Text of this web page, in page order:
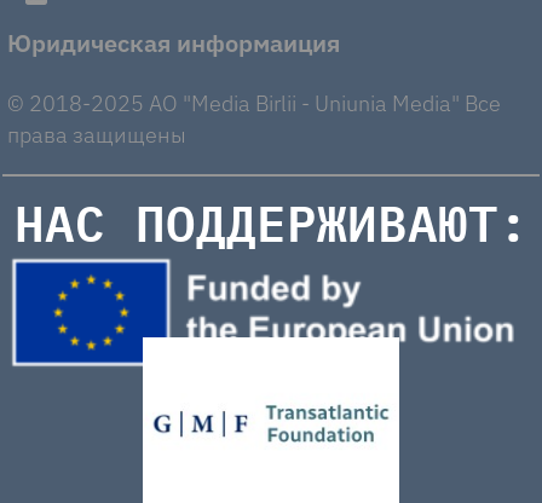
Юридическая информаиция
© 2018-2025 AO "Media Birlii - Uniunia Media" Все
права защищены
НАС ПОДДЕРЖИВАЮТ: